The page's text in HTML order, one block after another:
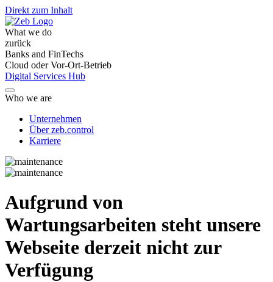
Direkt zum Inhalt
What we do
zurück
Banks and FinTechs
Cloud oder Vor-Ort-Betrieb
Digital Services Hub
Who we are
Unternehmen
Über zeb.control
Karriere
Aufgrund von
Wartungsarbeiten steht unsere
Webseite derzeit nicht zur
Verfügung